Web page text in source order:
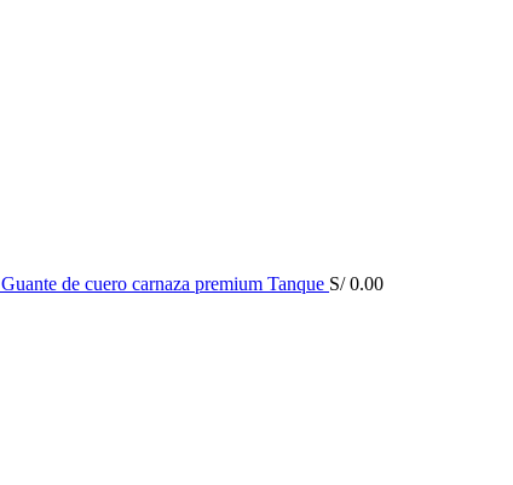
Guante de cuero carnaza premium Tanque S/0.00